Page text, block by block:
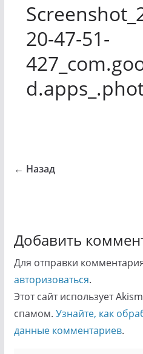
20-47-51-
← Назад
Добавить
Для отправки
авторизоваться.
Этот сайт использует
спамом. Узнайте, как
данные комментариев.